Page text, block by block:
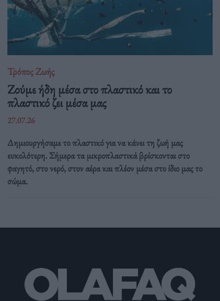
Τρόπος Ζωής
Ζούμε ήδη μέσα στο πλαστικό και το
πλαστικό ζει μέσα μας
27.07.26
Δημιουργήσαμε το πλαστικό για να κάνει τη ζωή μας
ευκολότερη. Σήμερα τα μικροπλαστικά βρίσκονται στο
φαγητό, στο νερό, στον αέρα και πλέον μέσα στο ίδιο μας το
σώμα.